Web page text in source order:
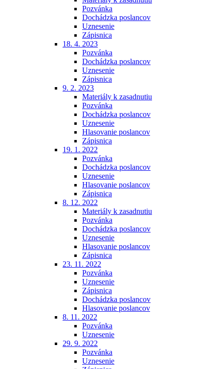
Pozvánka
Dochádzka poslancov
Uznesenie
Zápisnica
18. 4. 2023
Pozvánka
Dochádzka poslancov
Uznesenie
Zápisnica
9. 2. 2023
Materiály k zasadnutiu
Pozvánka
Dochádzka poslancov
Uznesenie
Hlasovanie poslancov
Zápisnica
19. 1. 2022
Pozvánka
Dochádzka poslancov
Uznesenie
Hlasovanie poslancov
Zápisnica
8. 12. 2022
Materiály k zasadnutiu
Pozvánka
Dochádzka poslancov
Uznesenie
Hlasovanie poslancov
Zápisnica
23. 11. 2022
Pozvánka
Uznesenie
Zápisnica
Dochádzka poslancov
Hlasovanie poslancov
8. 11. 2022
Pozvánka
Uznesenie
29. 9. 2022
Pozvánka
Uznesenie